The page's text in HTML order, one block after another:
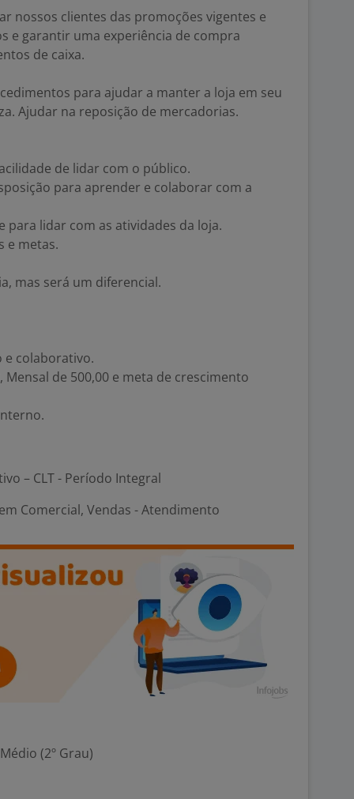
nossos clientes das promoções vigentes e
e garantir uma experiência de compra
de caixa.
para ajudar a manter a loja em seu
Ajudar na reposição de mercadorias.
de lidar com o público.
para aprender e colaborar com a
para lidar com as atividades da loja.
e metas.
mas será um diferencial.
colaborativo.
Mensal de 500,00 e meta de crescimento
– CLT - Período Integral
Comercial, Vendas - Atendimento
(2º Grau)